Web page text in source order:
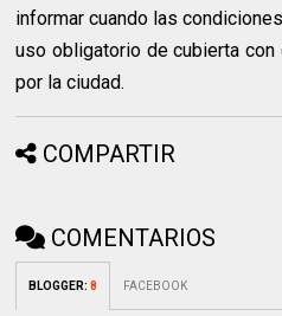
informar cuando las
uso obligatorio de cubierta
por la ciudad.
COMPARTIR
COMENTARIOS
BLOGGER:8 FACEBOOK